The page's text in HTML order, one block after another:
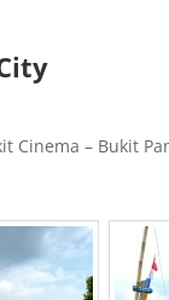
Cinema – Bukit